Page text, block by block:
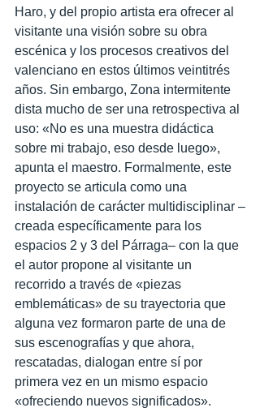
Haro, y del propio artista era ofrecer al
visitante una visión sobre su obra
escénica y los procesos creativos del
valenciano en estos últimos veintitrés
años. Sin embargo, Zona intermitente
dista mucho de ser una retrospectiva al
uso: «No es una muestra didáctica
sobre mi trabajo, eso desde luego»,
apunta el maestro. Formalmente, este
proyecto se articula como una
instalación de carácter multidisciplinar –
creada específicamente para los
espacios 2 y 3 del Párraga– con la que
el autor propone al visitante un
recorrido a través de «piezas
emblemáticas» de su trayectoria que
alguna vez formaron parte de una de
sus escenografías y que ahora,
rescatadas, dialogan entre sí por
primera vez en un mismo espacio
«ofreciendo nuevos significados».